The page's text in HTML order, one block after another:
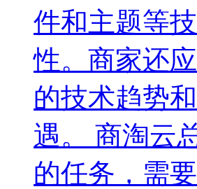
件和主题等
性。商家还
的技术趋势
遇。 商淘云
的任务，需